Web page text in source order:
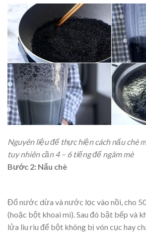
Nguyên liệu để thực hiện cách nấu chè
tuy nhiên cần 4 – 6 tiếng để ngâm mè
Bước 2: Nấu chè
Đổ nước dừa và nước lọc vào nồi, cho
(hoặc bột khoai mì). Sau đó bật bếp và
lửa liu riu để bột không bị vón cục hay